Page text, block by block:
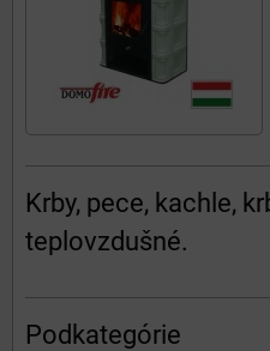
Krby, pece, kachle,
teplovzdušné.
Podkategórie